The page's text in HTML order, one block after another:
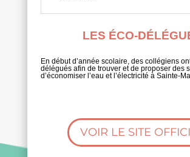
LES ÉCO-
En début d’année scolaire, des collégiens
délégués afin de trouver et de proposer des
d’économiser l’eau et l’électricité à Sainte-
VOIR LE SITE